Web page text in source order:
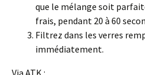
que le mélange soit
frais, pendant 20 à 60
Filtrez dans les verres
immédiatement.
Via ATK :